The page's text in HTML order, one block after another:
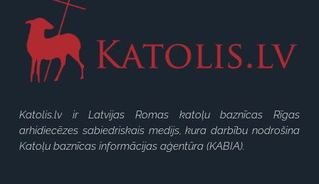
Katolis.lv ir Latvijas Romas katoļu baznīcas Rīgas
arhidiecēzes sabiedriskais medijs, kura darbību nodrošina
Katoļu baznīcas informācijas aģentūra (KABIA).